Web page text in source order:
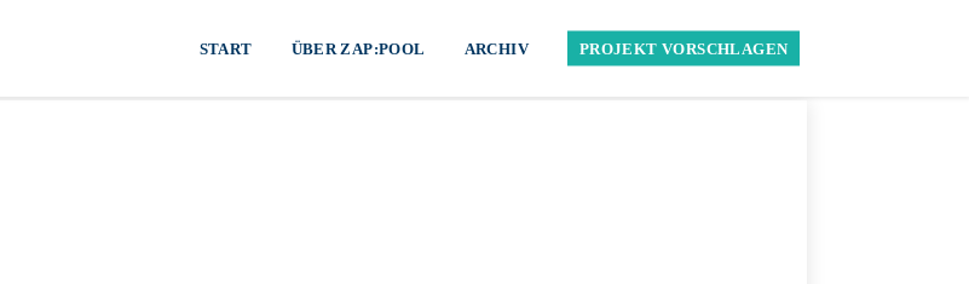
START ÜBER ZAP:POOL ARCHIV PROJEKT VORSCHLAGEN